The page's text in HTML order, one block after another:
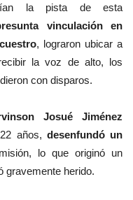
la pista de esta
vinculación en
, lograron ubicar a
la voz de alto, los
con disparos.
Josué Jiménez
años, desenfundó un
lo que originó un
gravemente herido.